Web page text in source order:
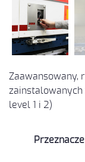
Zaawansowany,
zainstalowanych
level 1 i 2)